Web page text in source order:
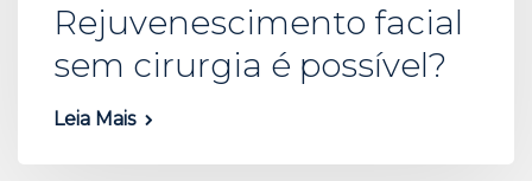
Rejuvenescimento facial
sem cirurgia é possível?
Leia Mais